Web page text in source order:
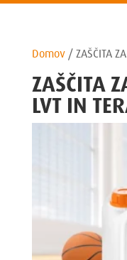
Domov/ ZAŠČITA
ZAŠČITA
LVT IN